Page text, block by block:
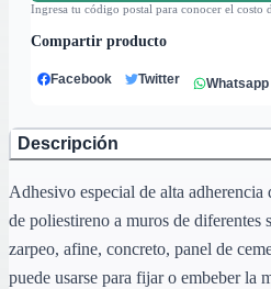
Ingresa tu código postal para conocer el
Compartir producto
Facebook Twitter Whatsapp
Descripción
Adhesivo especial de alta adherencia
de poliestireno a muros de diferentes
zarpeo, afine, concreto, panel de
puede usarse para fijar o embeber la